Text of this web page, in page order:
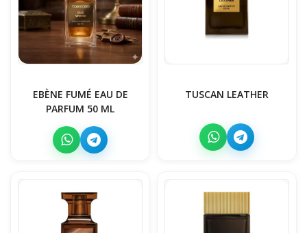
EBÈNE FUMÉ EAU DE
PARFUM 50 ML
TUSCAN LEATHER